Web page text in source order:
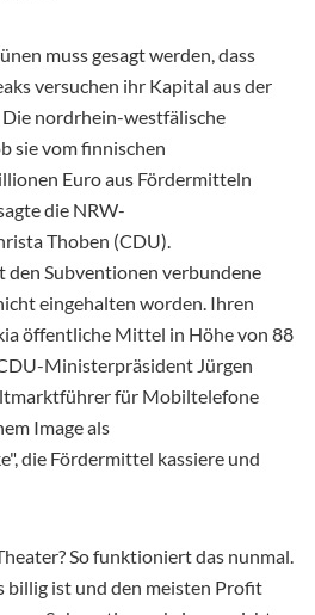
muss gesagt werden, dass
versuchen ihr Kapital aus der
nordrhein-westfälische
sie vom finnischen
Euro aus Fördermitteln
die NRW-
Thoben (CDU).
den Subventionen verbundene
eingehalten worden. Ihren
öffentliche Mittel in Höhe von 88
Ministerpräsident Jürgen
für Mobiltelefone
Image als
die Fördermittel kassiere und
So funktioniert das nunmal.
billig ist und den meisten Profit